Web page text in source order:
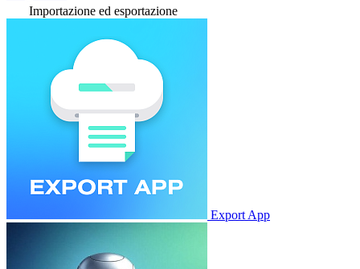
Importazione ed esportazione
Export App